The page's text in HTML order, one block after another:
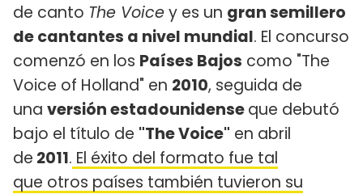
de canto The Voicey es un gran semillero
de cantantes a nivel mundial. El concurso
comenzó en los Países Bajos como "The
Voice of Holland" en 2010, seguida de
una versión estadounidenseque debutó
bajo el título de "The Voice" en abril
de 2011. El éxito del formato fue tal
que otros países también tuvieron su